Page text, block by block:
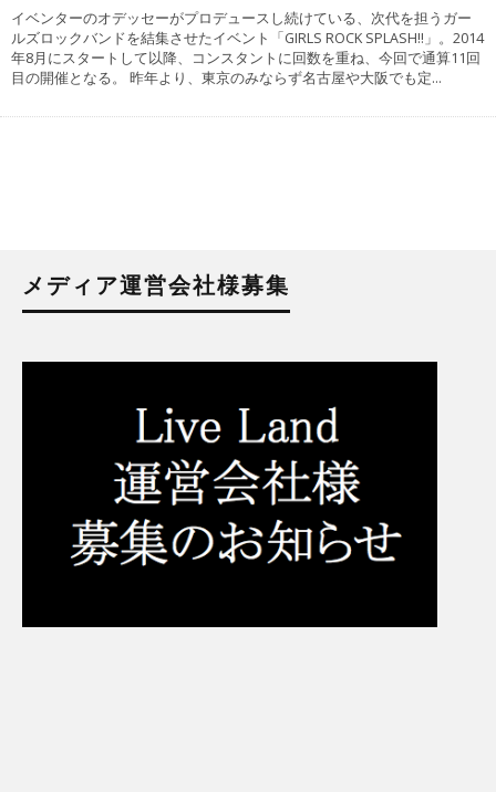
イベンターのオデッセーがプロデュースし続けている、次代を担うガー
ルズロックバンドを結集させたイベント「GIRLS ROCK SPLASH!!」。2014
年8月にスタートして以降、コンスタントに回数を重ね、今回で通算11回
目の開催となる。 昨年より、東京のみならず名古屋や大阪でも定...
メディア運営会社様募集